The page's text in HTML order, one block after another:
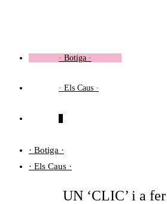
· Botiga ·
· Els Caus ·
· Botiga ·
· Els Caus ·
UN ‘CLIC’ i a